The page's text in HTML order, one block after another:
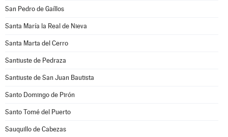
San Pedro de Gaíllos
Santa María la Real de Nieva
Santa Marta del Cerro
Santiuste de Pedraza
Santiuste de San Juan Bautista
Santo Domingo de Pirón
Santo Tomé del Puerto
Sauquillo de Cabezas